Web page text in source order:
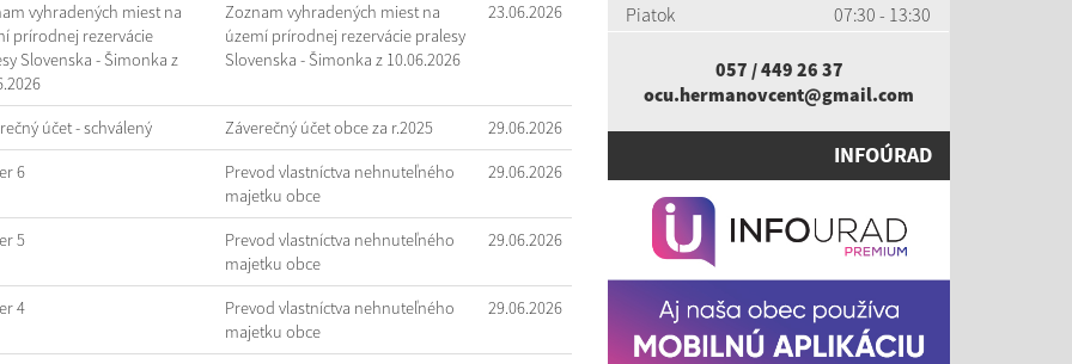
vyhradených miest na
prírodnej rezervácie
Slovenska - Šimonka z
Zoznam vyhradených miest na
území prírodnej rezervácie pralesy
Slovenska - Šimonka z 10.06.2026
23.06.2026
účet - schválený Záverečný účet obce za r.2025 29.06.2026
6
Prevod vlastníctva nehnuteľného
majetku obce
29.06.2026
5
Prevod vlastníctva nehnuteľného
majetku obce
29.06.2026
4
Prevod vlastníctva nehnuteľného
majetku obce
29.06.2026
Piatok
07:30 - 13:30
057 / 449 26 37
ocu.hermanovcent@gmail.com
INFOÚRAD